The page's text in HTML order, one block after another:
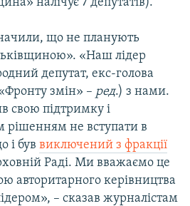
що не планують
«Наш лідер
депутат, екс-голова
«Фронту змін» – ред.) з нами.
свою підтримку і
рішенням не вступати в
і був виключений з фракції
Раді. Ми вважаємо це
авторитарного керівництва
– сказав журналістам